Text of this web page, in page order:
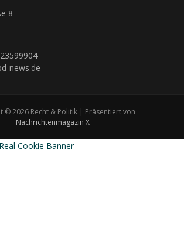
8
news.de
© 2026 Recht & Politik | Präsentiert von
Nachrichtenmagazin X
Cookie Banner